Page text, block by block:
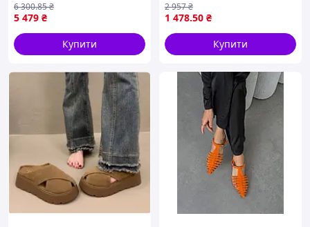
5 479 ₴
6 300.85₴
Купити
бузкового кольору
1 478.50 ₴
2 957₴
Купити